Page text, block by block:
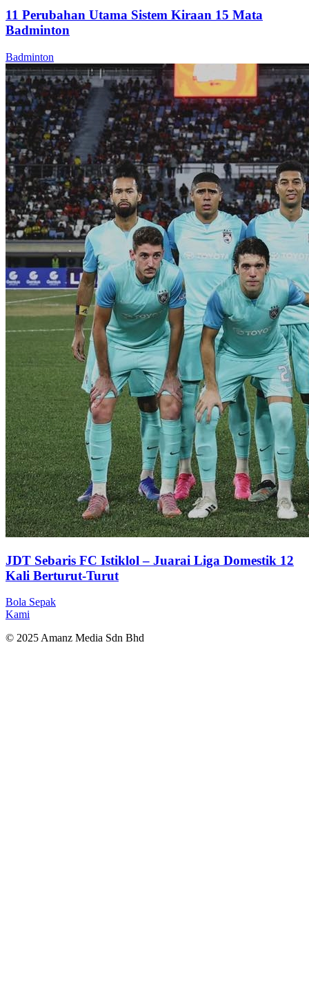
11 Perubahan Utama Sistem Kiraan 15 Mata
Badminton
Badminton
JDT Sebaris FC Istiklol – Juarai Liga Domestik 12
Kali Berturut-Turut
Bola Sepak
Kami
© 2025 Amanz Media Sdn Bhd